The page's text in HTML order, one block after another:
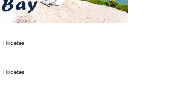
Hirdetés
Hirdetés